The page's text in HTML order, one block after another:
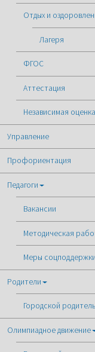
Отдых и
Лагеря
ФГОС
Аттестация
Независимая
Управление
Профориентация
Педагоги
Вакансии
Методическая
Меры соцподдержки
Родители
Городской
Олимпиадное движение